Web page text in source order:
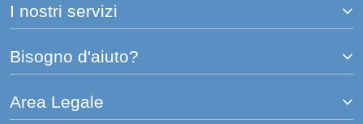
I nostri servizi
Bisogno d'aiuto?
Area Legale